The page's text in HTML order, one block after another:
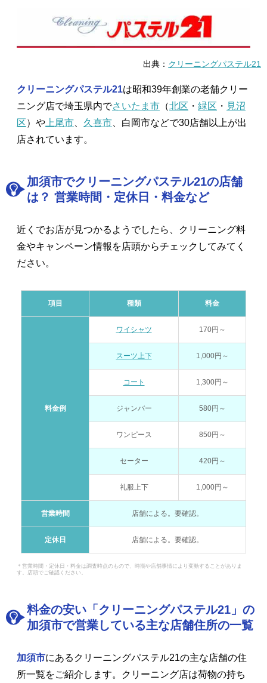
出典： クリーニングパステル21
クリーニングパステル21は昭和39年創業の老舗クリー
ニング店で埼玉県内でさいたま市 （北区 ・ 緑区 ・ 見沼
区）や 上尾市 久喜市 、白岡市などで30店舗以上が出
店されています。
加須市でクリーニングパステル21の店舗
は？ 営業時間・定休日・料金など
近くでお店が見つかるようでしたら、クリーニング料
金やキャンペーン情報を店頭からチェックしてみてく
ださい。
項目 種類 料金
料金例
ワイシャツ 170円～
スーツ上下 1,000円～
コート 1,300円～
ジャンバー 580円～
ワンピース 850円～
セーター 420円～
礼服上下 1,000円～
営業時間 店舗による。要確認。
定休日 店舗による。要確認。
＊営業時間・定休日・料金は調査時点のもので、時期や店舗事情により変動することがありま
す。店頭でご確認ください。
料金の安い「クリーニングパステル21」の
加須市で営業している主な店舗住所の一覧
加須市にあるクリーニングパステル21の主な店舗の住
所一覧をご紹介します。クリーニング店は荷物の持ち